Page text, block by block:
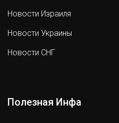
Новости Израиля
Новости Украины
Новости СНГ
Полезная Инфа